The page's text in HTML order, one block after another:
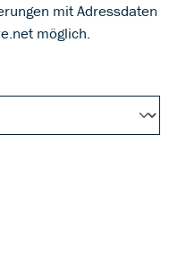
mit Adressdaten
möglich.